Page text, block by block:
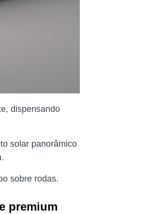
dispensando
solar panorâmico
sobre rodas.
premium